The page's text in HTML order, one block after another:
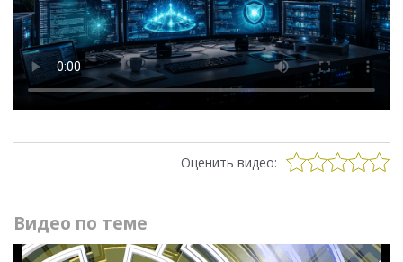
Оценить видео:
Видео по теме